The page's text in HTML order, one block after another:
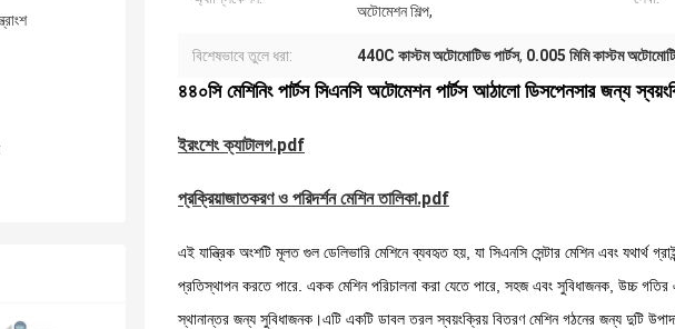
অটোমেশন শিল্প,
বিশেষভাবে তুলে ধরা: 440C কাস্টম অটোমোটিভ পার্টস, 0.005 মিমি কাস্টম
৪৪০সি মেশিনিং পার্টস সিএনসি অটোমেশন পার্টস আঠালো ডিসপেনসার জন্য
ইরংশেং ক্যাটালগ.pdf
প্রক্রিয়াজাতকরণ ও পরিদর্শন মেশিন তালিকা.pdf
এই যান্ত্রিক অংশটি মূলত গুল ডেলিভারি মেশিনে ব্যবহৃত হয়, যা সিএনসি সেন্টার মেশিন এবং যথার্থ
প্রতিস্থাপন করতে পারে. একক মেশিন পরিচালনা করা যেতে পারে, সহজ এবং সুবিধাজনক, উচ্চ
স্থানান্তর জন্য সুবিধাজনক।এটি একটি ডাবল তরল স্বয়ংক্রিয় বিতরণ মেশিন গঠনের জন্য দুটি